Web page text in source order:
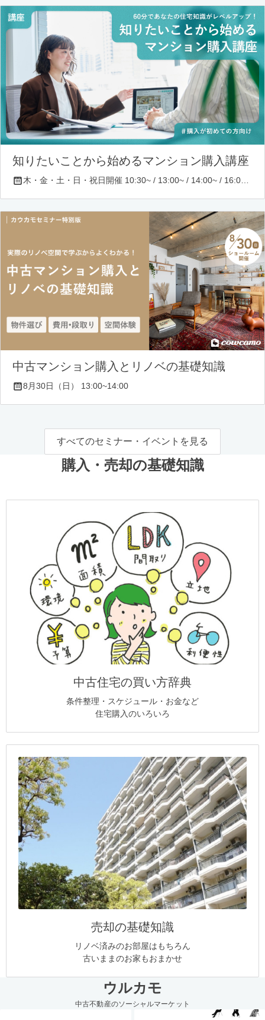
知りたいことから始めるマンション購入講座
木・金・土・日・祝日開催 10:30~ / 13:00~ / 14:00~ / 16:00~ / 17:00~/ 18:30~/ 19:30~
中古マンション購入とリノベの基礎知識
8月30日（日） 13:00~14:00
すべてのセミナー・イベントを見る
購入・売却の基礎知識
中古住宅の買い方辞典
条件整理・スケジュール・お金など
住宅購入のいろいろ
売却の基礎知識
リノベ済みのお部屋はもちろん
古いままのお家もおまかせ
ウルカモ
中古不動産のソーシャルマーケット